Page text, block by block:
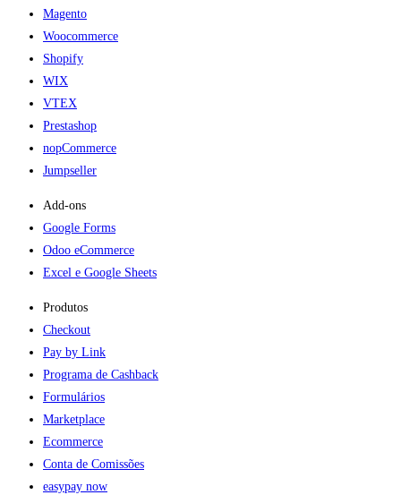
Magento
Woocommerce
Shopify
WIX
VTEX
Prestashop
nopCommerce
Jumpseller
Add-ons​
Google Forms
Odoo eCommerce
Excel e Google Sheets
Produtos
Checkout
Pay by Link
Programa de Cashback
Formulários
Marketplace
Ecommerce
Conta de Comissões
easypay now